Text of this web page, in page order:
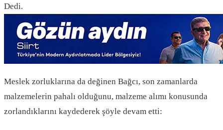
Dedi.
Meslek zorluklarına da değinen Bağcı, son zamanlarda
malzemelerin pahalı olduğunu, malzeme alımı konusunda
zorlandıklarını kaydederek şöyle devam etti: